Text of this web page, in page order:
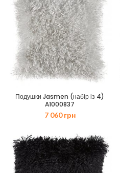
Подушки Jasmen (набір із 4)
A1000837
7 060грн